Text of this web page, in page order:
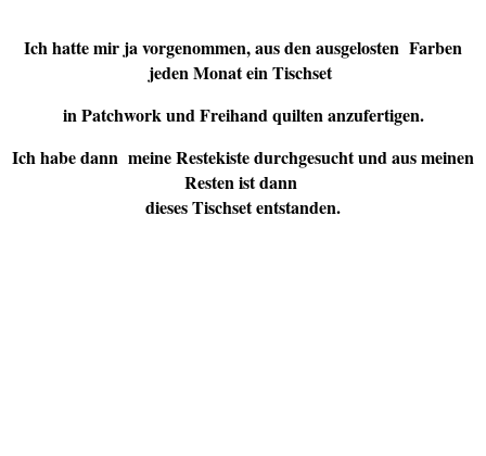
Ich hatte mir ja vorgenommen, aus den ausgelosten Farben
jeden Monat ein Tischset
in Patchwork und Freihand quilten anzufertigen.
Ich habe dann meine Restekiste durchgesucht und aus meinen
Resten ist dann
dieses Tischset entstanden.